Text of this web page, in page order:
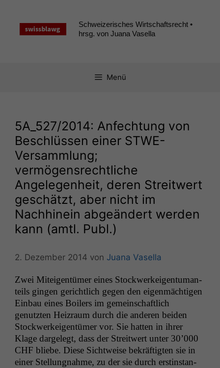
springen
Schweizerisches Wirtschaftsrecht •
hrsg. von Juana Vasella
Menü
5A_527/2014: Anfechtung von
Beschlüssen einer STWE-
Versammlung;
vermögensrechtliche
Angelegenheit, deren Streitwert
geschätzt, aber nicht im
Nachhinein abgeändert werden
kann (amtl. Publ.)
2. Dezember 2014 von Juana Vasella
Zwei Miteigen­tümer eines Stock­w­erkeigen­tu­man­
teils gin­gen gerichtlich gegen den eigen­mächti­gen
Ein­bau eines Boil­ers im gemein­schaftlich
genutzten Heizraum durch die anderen bei­den
Stock­w­erkeigen­tümer vor. Sie hat­ten in ihrer
Klage dargelegt, dass der Stre­itwert unter 30’000
CHF bliebe. Diese Sichtweise bekräftigten sie in
ein­er Stel­lung­nahme, zu der sie durch erstin­stan­